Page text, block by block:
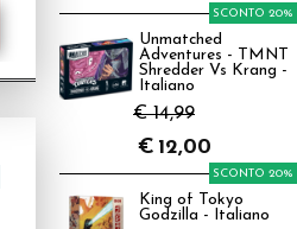
Unmatched
Adventures - TMNT
Shredder Vs Krang -
Italiano
€ 14,99
SCONTO 20%
€ 12,00
King of Tokyo
Godzilla - Italiano
SCONTO 20%